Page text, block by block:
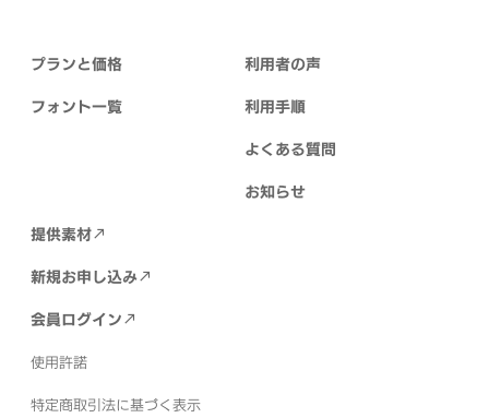
プランと価格
フォント一覧
利用者の声
利用手順
よくある質問
お知らせ
提供素材
新規お申し込み
会員ログイン
使用許諾
特定商取引法に基づく表示